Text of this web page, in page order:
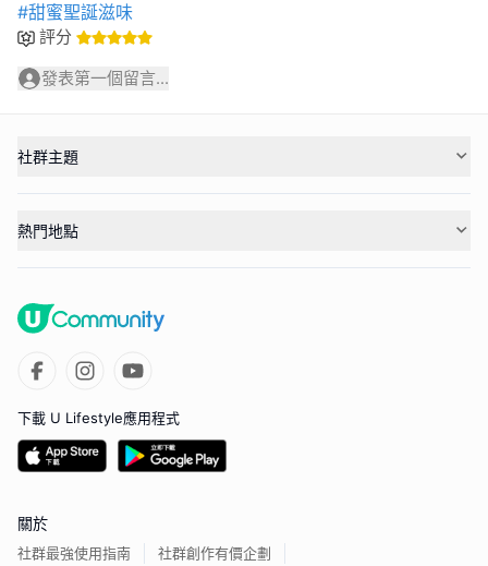
#甜蜜聖誕滋味
評分
發表第一個留言...
社群主題
熱門地點
下載 U Lifestyle應用程式
關於
社群最強使用指南 社群創作有價企劃